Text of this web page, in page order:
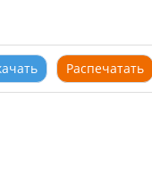
Распечатать